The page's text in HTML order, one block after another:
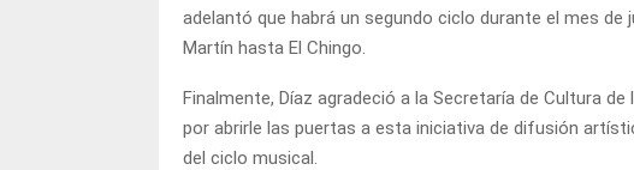
adelantó que habrá un segundo ciclo durante el mes
Martín hasta El Chingo.
Finalmente, Díaz agradeció a la Secretaría de Cultura
por abrirle las puertas a esta iniciativa de difusión
del ciclo musical.